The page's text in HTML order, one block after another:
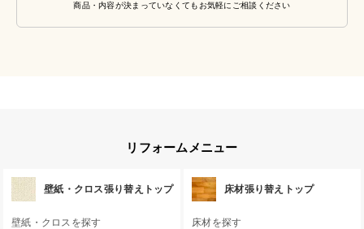
商品・内容が決まっていなくてもお気軽にご相談ください
リフォームメニュー
壁紙・クロス張り替えトップ
壁紙・クロスを探す
床材張り替えトップ
床材を探す